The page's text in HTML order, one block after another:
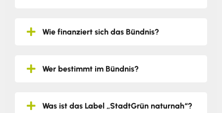
Wie finanziert sich das Bündnis?
Wer bestimmt im Bündnis?
Was ist das Label „StadtGrün naturnah“?